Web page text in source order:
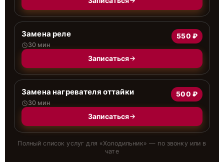
Замена реле
30 мин
550 ₽
Записаться
Замена нагревателя оттайки
30 мин
500 ₽
Записаться
Полный список услуг для «Холодильник» — по звонку или в
чате